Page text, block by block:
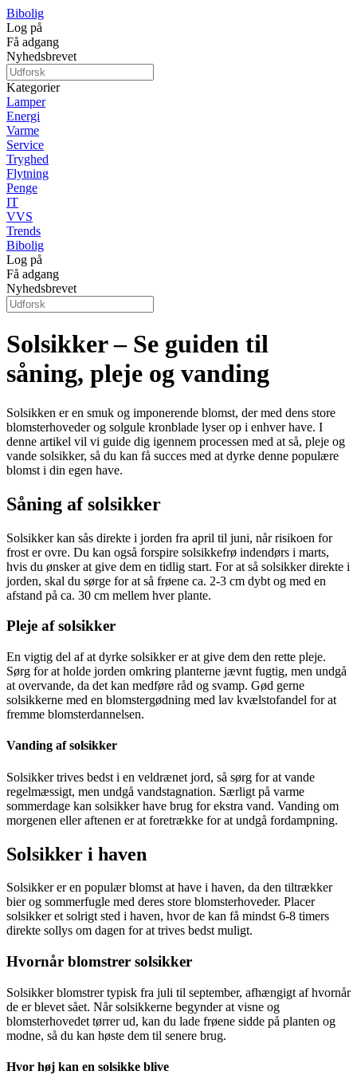
Bibolig
Log på
Få adgang
Nyhedsbrevet
Kategorier
Lamper
Energi
Varme
Service
Tryghed
Flytning
Penge
IT
VVS
Trends
Bibolig
Log på
Få adgang
Nyhedsbrevet
Solsikker – Se guiden til
såning, pleje og vanding
Solsikken er en smuk og imponerende blomst, der med dens store
blomsterhoveder og solgule kronblade lyser op i enhver have. I
denne artikel vil vi guide dig igennem processen med at så, pleje og
vande solsikker, så du kan få succes med at dyrke denne populære
blomst i din egen have.
Såning af solsikker
Solsikker kan sås direkte i jorden fra april til juni, når risikoen for
frost er ovre. Du kan også forspire solsikkefrø indendørs i marts,
hvis du ønsker at give dem en tidlig start. For at så solsikker direkte i
jorden, skal du sørge for at så frøene ca. 2-3 cm dybt og med en
afstand på ca. 30 cm mellem hver plante.
Pleje af solsikker
En vigtig del af at dyrke solsikker er at give dem den rette pleje.
Sørg for at holde jorden omkring planterne jævnt fugtig, men undgå
at overvande, da det kan medføre råd og svamp. Gød gerne
solsikkerne med en blomstergødning med lav kvælstofandel for at
fremme blomsterdannelsen.
Vanding af solsikker
Solsikker trives bedst i en veldrænet jord, så sørg for at vande
regelmæssigt, men undgå vandstagnation. Særligt på varme
sommerdage kan solsikker have brug for ekstra vand. Vanding om
morgenen eller aftenen er at foretrække for at undgå fordampning.
Solsikker i haven
Solsikker er en populær blomst at have i haven, da den tiltrækker
bier og sommerfugle med deres store blomsterhoveder. Placer
solsikker et solrigt sted i haven, hvor de kan få mindst 6-8 timers
direkte sollys om dagen for at trives bedst muligt.
Hvornår blomstrer solsikker
Solsikker blomstrer typisk fra juli til september, afhængigt af hvornår
de er blevet sået. Når solsikkerne begynder at visne og
blomsterhovedet tørrer ud, kan du lade frøene sidde på planten og
modne, så du kan høste dem til senere brug.
Hvor høj kan en solsikke blive